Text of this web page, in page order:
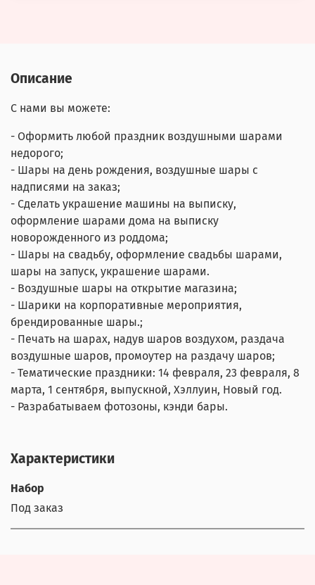
Описание
С нами вы можете:
- Оформить любой праздник воздушными шарами
недорого;
- Шары на день рождения, воздушные шары с
надписями на заказ;
- Сделать украшение машины на выписку,
оформление шарами дома на выписку
новорожденного из роддома;
- Шары на свадьбу, оформление свадьбы шарами,
шары на запуск, украшение шарами.
- Воздушные шары на открытие магазина;
- Шарики на корпоративные мероприятия,
брендированные шары.;
- Печать на шарах, надув шаров воздухом, раздача
воздушные шаров, промоутер на раздачу шаров;
- Тематические праздники: 14 февраля, 23 февраля, 8
марта, 1 сентября, выпускной, Хэллуин, Новый год.
- Разрабатываем фотозоны, кэнди бары.
Характеристики
Набор
Под заказ